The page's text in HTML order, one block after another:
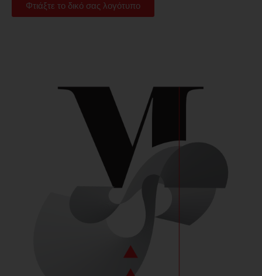
Φτιάξτε το δικό σας λογότυπο